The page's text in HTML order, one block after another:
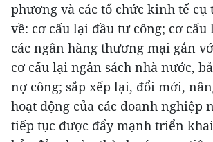
phương và các tổ chức kinh tế cụ
về: cơ cấu lại đầu tư công; cơ cấu
các ngân hàng thương mại gắn
cơ cấu lại ngân sách nhà nước,
nợ công; sắp xếp lại, đổi mới,
hoạt động của các doanh nghiệp
tiếp tục được đẩy mạnh triển